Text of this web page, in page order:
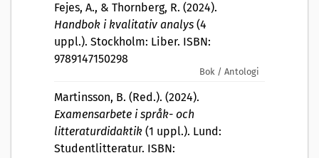
Fejes, A., & Thornberg, R. (2024).
Handbok i kvalitativ analys (4
uppl.). Stockholm: Liber. ISBN:
9789147150298
Bok / Antologi
Martinsson, B. (Red.). (2024).
Examensarbete i språk- och
litteraturdidaktik (1 uppl.). Lund:
Studentlitteratur. ISBN: